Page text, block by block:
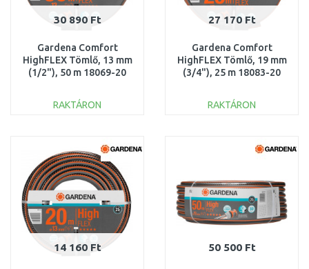
30 890 Ft
Gardena Comfort
HighFLEX Tömlő, 13 mm
(1/2"), 50 m 18069-20
RAKTÁRON
Összehasonlítás
27 170 Ft
Gardena Comfort
HighFLEX Tömlő, 19 mm
(3/4"), 25 m 18083-20
RAKTÁRON
Összehasonlítás
14 160 Ft 50 500 Ft